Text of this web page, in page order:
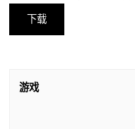
下载
游戏